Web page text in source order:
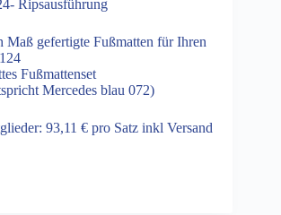
Ripsausführung
Maß gefertigte Fußmatten für Ihren
Fußmattenset
Mercedes blau 072)
93,11 € pro Satz inkl Versand